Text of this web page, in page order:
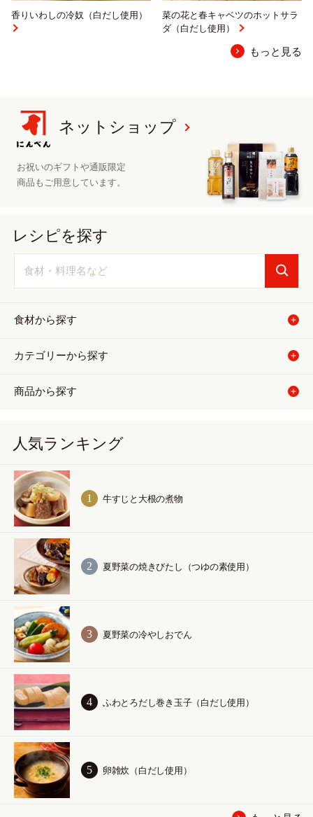
香りいわしの冷奴（白だし使用）
菜の花と春キャベツのホットサラ
ダ（白だし使用）
もっと見る
ネットショップ
お祝いのギフトや通販限定
商品も ご用意しています。
レシピを探す
食材から探す
カテゴリーから探す
商品から探す
人気ランキング
牛すじと大根の煮物
夏野菜の焼きびたし（つゆの素使用）
夏野菜の冷やしおでん
ふわとろだし巻き玉子（白だし使用）
卵雑炊（白だし使用）